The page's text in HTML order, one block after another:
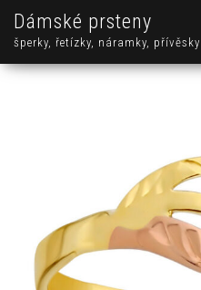
Dámské prsteny
šperky, řetízky, náramky, přívěsky